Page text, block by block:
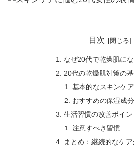
目次
なぜ20代で乾燥肌に
20代の乾燥肌対策の
基本的なスキンケ
おすすめの保湿成分
生活習慣の改善ポイン
注意すべき習慣
まとめ：継続的なケ